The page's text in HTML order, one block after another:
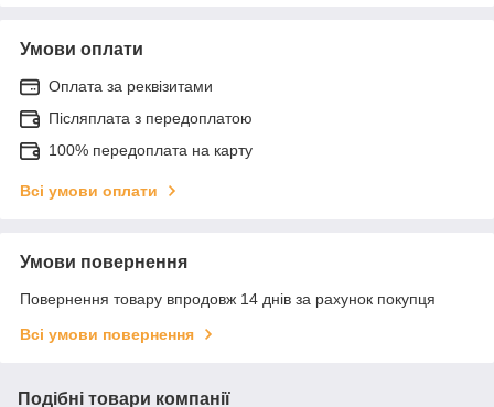
Умови оплати
Оплата за реквізитами
Післяплата з передоплатою
100% передоплата на карту
Всі умови оплати
Умови повернення
Повернення товару впродовж 14 днів за рахунок покупця
Всі умови повернення
Подібні товари компанії